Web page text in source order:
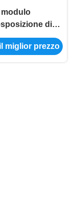
modulo
di
ILI9341
miglior prezzo